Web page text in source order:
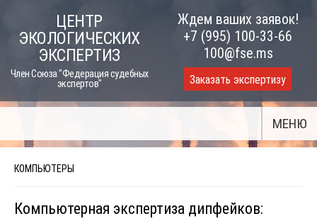
content
ЦЕНТР
ЭКОЛОГИЧЕСКИХ
ЭКСПЕРТИЗ
Член Союза "Федерация судебных
экспертов"
Ждем ваших заявок!
+7 (995) 100-33-66
100@fse.ms
Заказать экспертизу
МЕНЮ
КОМПЬЮТЕРЫ
Компьютерная экспертиза дипфейков: